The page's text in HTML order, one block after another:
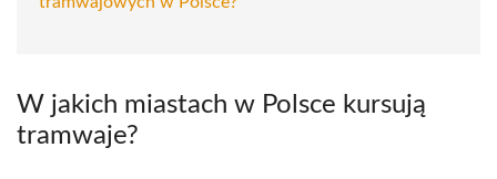
W jakich miastach w Polsce kursują
tramwaje?